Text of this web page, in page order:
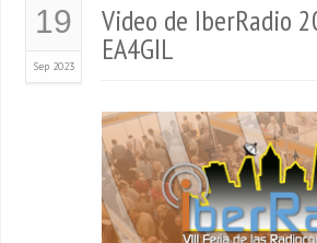
19
Sep 2023
Video de IberRadio
EA4GIL